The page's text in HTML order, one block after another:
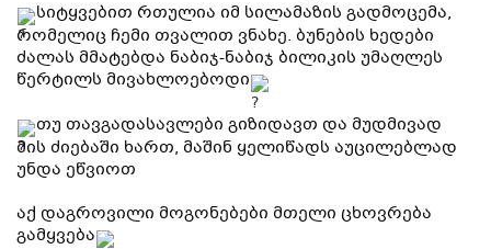
სიტყვებით რთულია იმ სილამაზის გადმოცემა,
რომელიც ჩემი თვალით ვნახე. ბუნების ხედები
ძალას მმატებდა ნაბიჯ-ნაბიჯ ბილიკის უმაღლეს
წერტილს მივახლოებოდი
თუ თავგადასავლები გიზიდავთ და მუდმივად
მის ძიებაში ხართ, მაშინ ყელიწადს აუცილებლად
უნდა ეწვიოთ
აქ დაგროვილი მოგონებები მთელი ცხოვრება
გამყვება